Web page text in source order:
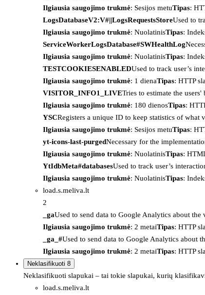
Ilgiausia saugojimo trukmė: Sesijos metuTipas:
LogsDatabaseV2:V#||LogsRequestsStoreUsed to
Ilgiausia saugojimo trukmė: NuolatinisTipas:
ServiceWorkerLogsDatabase#SWHealthLog
Ilgiausia saugojimo trukmė: NuolatinisTipas:
TESTCOOKIESENABLEDUsed to track user’s
Ilgiausia saugojimo trukmė: 1 dienaTipas: HTTP
VISITOR_INFO1_LIVETries to estimate the
Ilgiausia saugojimo trukmė: 180 dienosTipas:
YSCRegisters a unique ID to keep statistics of what
Ilgiausia saugojimo trukmė: Sesijos metuTipas:
yt-icons-last-purgedNecessary for the
Ilgiausia saugojimo trukmė: NuolatinisTipas:
YtIdbMeta#databasesUsed to track user’s
Ilgiausia saugojimo trukmė: NuolatinisTipas:
load.s.meliva.lt
2
_gaUsed to send data to Google Analytics about
Ilgiausia saugojimo trukmė: 2 metaiTipas: HTTP
_ga_#Used to send data to Google Analytics about
Ilgiausia saugojimo trukmė: 2 metaiTipas: HTTP
Neklasifikuoti 8
Neklasifikuoti slapukai – tai tokie slapukai, kurių
load.s.meliva.lt